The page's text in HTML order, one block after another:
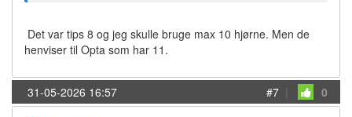
Det var tips 8 og jeg skulle bruge max 10 hjørne. Men de
henviser til Opta som har 11.
31-05-2026 16:57 #7 | 0